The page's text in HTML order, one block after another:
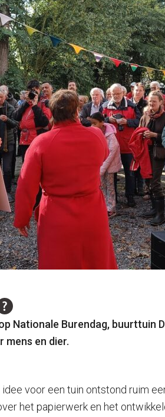
Nationale Burendag, buurttuin
mens en dier.
voor een tuin ontstond ruim
het papierwerk en het